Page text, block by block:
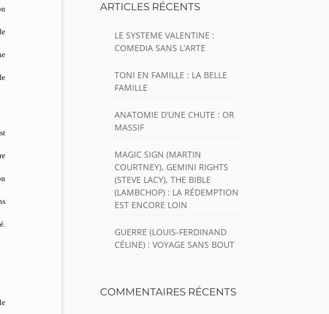
ARTICLES RÉCENTS
LE SYSTEME VALENTINE :
COMEDIA SANS L’ARTE
TONI EN FAMILLE : LA BELLE
FAMILLE
ANATOMIE D’UNE CHUTE : OR
MASSIF
MAGIC SIGN (MARTIN
COURTNEY), GEMINI RIGHTS
(STEVE LACY), THE BIBLE
(LAMBCHOP) : LA RÉDEMPTION
EST ENCORE LOIN
GUERRE (LOUIS-FERDINAND
CÉLINE) : VOYAGE SANS BOUT
COMMENTAIRES RÉCENTS